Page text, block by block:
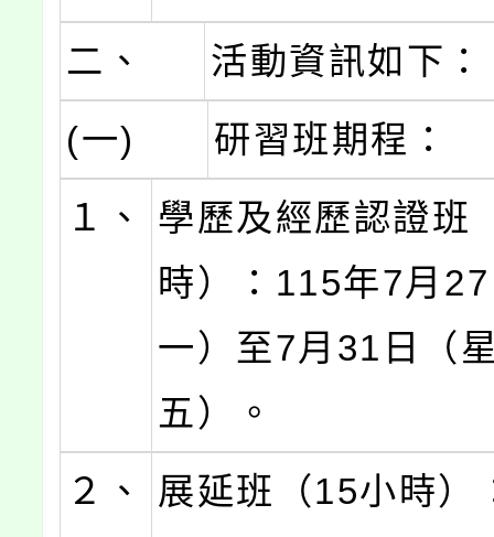
二、
活動資訊如下：
(一)
研習班期程：
１、
學歷及經歷認證班
時）：115年7月
一）至7月31日（
五）。
２、
展延班（15小時）